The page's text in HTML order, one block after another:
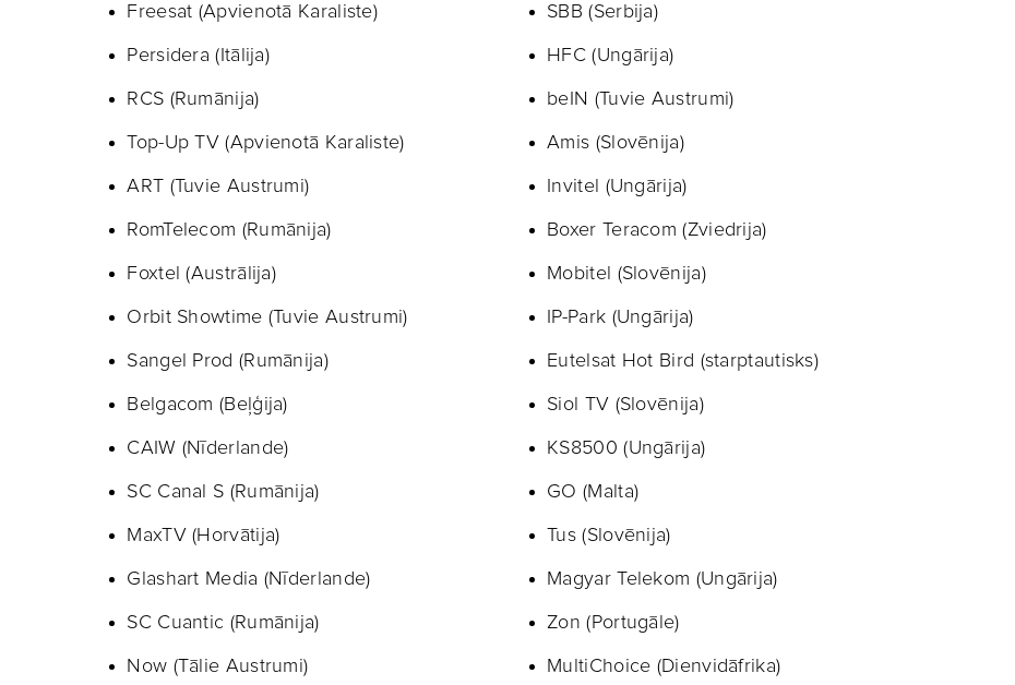
Freesat (Apvienotā Karaliste)
Persidera (Itālija)
RCS (Rumānija)
Top-Up TV (Apvienotā Karaliste)
ART (Tuvie Austrumi)
RomTelecom (Rumānija)
Foxtel (Austrālija)
Orbit Showtime (Tuvie Austrumi)
Sangel Prod (Rumānija)
Belgacom (Beļģija)
CAIW (Nīderlande)
SC Canal S (Rumānija)
MaxTV (Horvātija)
Glashart Media (Nīderlande)
SC Cuantic (Rumānija)
Now (Tālie Austrumi)
SBB (Serbija)
HFC (Ungārija)
beIN (Tuvie Austrumi)
Amis (Slovēnija)
Invitel (Ungārija)
Boxer Teracom (Zviedrija)
Mobitel (Slovēnija)
IP-Park (Ungārija)
Eutelsat Hot Bird (starptautisks)
Siol TV (Slovēnija)
KS8500 (Ungārija)
GO (Malta)
Tus (Slovēnija)
Magyar Telekom (Ungārija)
Zon (Portugāle)
MultiChoice (Dienvidāfrika)